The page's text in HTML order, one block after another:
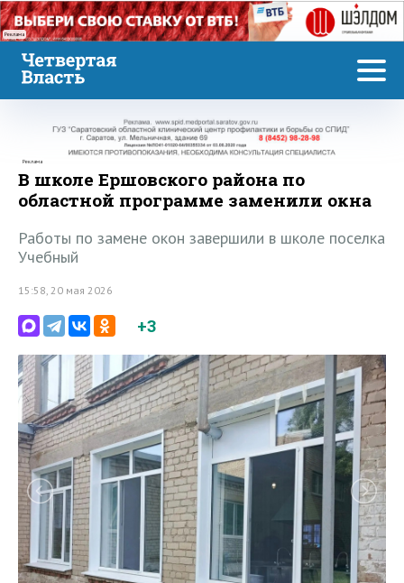
Реклама
Реклама
В школе Ершовского района по
областной программе заменили окна
Работы по замене окон завершили в школе поселка
Учебный
15:58, 20 мая 2026
+3